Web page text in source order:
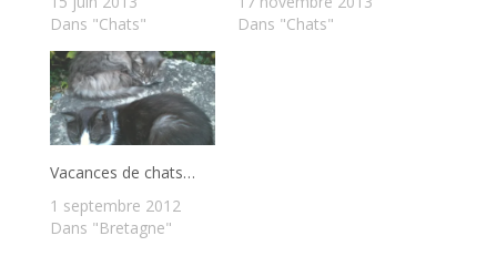
Dans "Chats"
Dans "Chats"
Vacances de chats…
1 septembre 2012
Dans "Bretagne"